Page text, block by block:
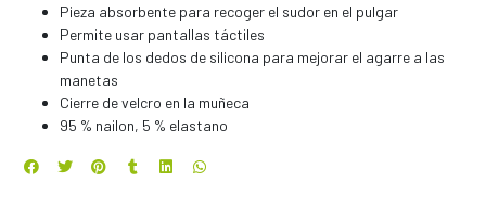
Pieza absorbente para recoger el sudor en el pulgar
Permite usar pantallas táctiles
Punta de los dedos de silicona para mejorar el agarre a las
manetas
Cierre de velcro en la muñeca
95 % nailon, 5 % elastano